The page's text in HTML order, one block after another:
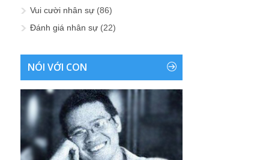
Vui cười nhân sự (86)
Đánh giá nhân sự (22)
NÓI VỚI CON